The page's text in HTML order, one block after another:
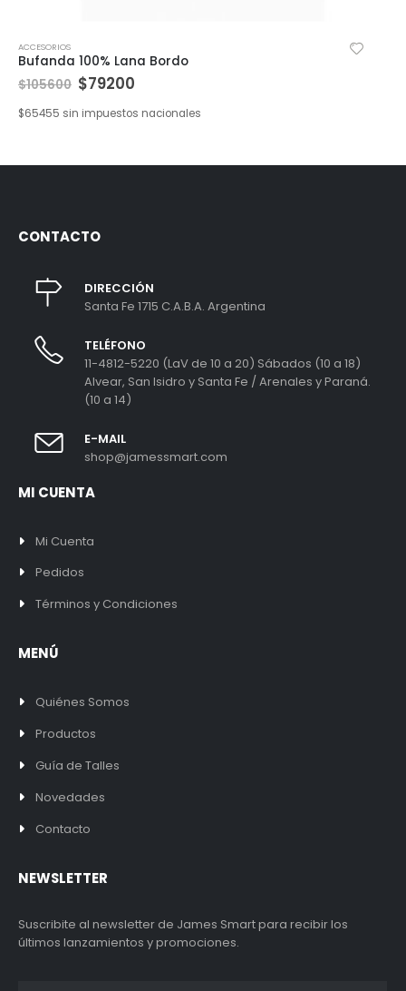
ACCESORIOS
Bufanda 100% Lana Bordo
$105600 $79200
$65455 sin impuestos nacionales
CONTACTO
DIRECCIÓN
Santa Fe 1715 C.A.B.A. Argentina
TELÉFONO
11-4812-5220 (LaV de 10 a 20) Sábados (10 a 18)
Alvear, San Isidro y Santa Fe / Arenales y Paraná.
(10 a 14)
E-MAIL
shop@jamessmart.com
MI CUENTA
Mi Cuenta
Pedidos
Términos y Condiciones
MENÚ
Quiénes Somos
Productos
Guía de Talles
Novedades
Contacto
NEWSLETTER
Suscribite al newsletter de James Smart para recibir los
últimos lanzamientos y promociones.